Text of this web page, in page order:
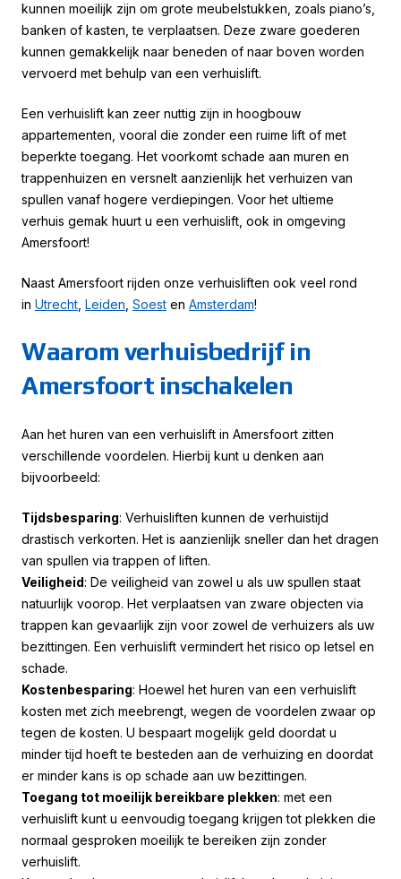
kunnen moeilijk zijn om grote meubelstukken, zoals piano’s,
banken of kasten, te verplaatsen. Deze zware goederen
kunnen gemakkelijk naar beneden of naar boven worden
vervoerd met behulp van een verhuislift.
Een verhuislift kan zeer nuttig zijn in hoogbouw
appartementen, vooral die zonder een ruime lift of met
beperkte toegang. Het voorkomt schade aan muren en
trappenhuizen en versnelt aanzienlijk het verhuizen van
spullen vanaf hogere verdiepingen. Voor het ultieme
verhuis gemak huurt u een verhuislift, ook in omgeving
Amersfoort!
Naast Amersfoort rijden onze verhuisliften ook veel rond
in Utrecht Leiden Soest en Amsterdam!
Waarom verhuisbedrijf in
Amersfoort inschakelen
Aan het huren van een verhuislift in Amersfoort zitten
verschillende voordelen. Hierbij kunt u denken aan
bijvoorbeeld:
Tijdsbesparing: Verhuisliften kunnen de verhuistijd
drastisch verkorten. Het is aanzienlijk sneller dan het dragen
van spullen via trappen of liften.
Veiligheid: De veiligheid van zowel u als uw spullen staat
natuurlijk voorop. Het verplaatsen van zware objecten via
trappen kan gevaarlijk zijn voor zowel de verhuizers als uw
bezittingen. Een verhuislift vermindert het risico op letsel en
schade.
Kostenbesparing: Hoewel het huren van een verhuislift
kosten met zich meebrengt, wegen de voordelen zwaar op
tegen de kosten. U bespaart mogelijk geld doordat u
minder tijd hoeft te besteden aan de verhuizing en doordat
er minder kans is op schade aan uw bezittingen.
Toegang tot moeilijk bereikbare plekken: met een
verhuislift kunt u eenvoudig toegang krijgen tot plekken die
normaal gesproken moeilijk te bereiken zijn zonder
verhuislift.